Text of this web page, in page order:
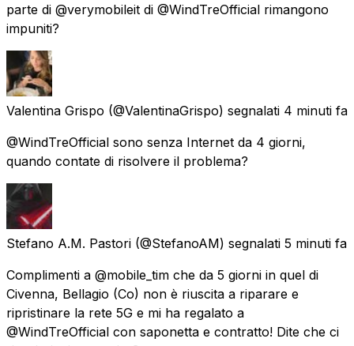
parte di @verymobileit di @WindTreOfficial rimangono
impuniti?
Valentina Grispo (@ValentinaGrispo) segnalati 4 minuti fa
@WindTreOfficial sono senza Internet da 4 giorni,
quando contate di risolvere il problema?
Stefano A.M. Pastori (@StefanoAM) segnalati 5 minuti fa
Complimenti a @mobile_tim che da 5 giorni in quel di
Civenna, Bellagio (Co) non è riuscita a riparare e
ripristinare la rete 5G e mi ha regalato a
@WindTreOfficial con saponetta e contratto! Dite che ci